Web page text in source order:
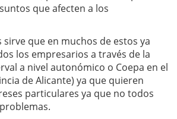
que afecten a los
sirve que en muchos de estos ya
los empresarios a través de la
a nivel autonómico o Coepa en el
de Alicante) ya que quieren
particulares ya que no todos